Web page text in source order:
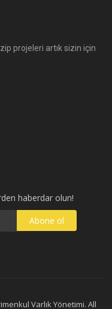
projeleri artık sizin için
haberdar olun!
Abone ol
Varlık Yönetimi. All